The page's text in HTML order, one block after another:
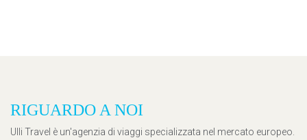
RIGUARDO A NOI
Ulli Travel è un'agenzia di viaggi specializzata nel mercato europeo.